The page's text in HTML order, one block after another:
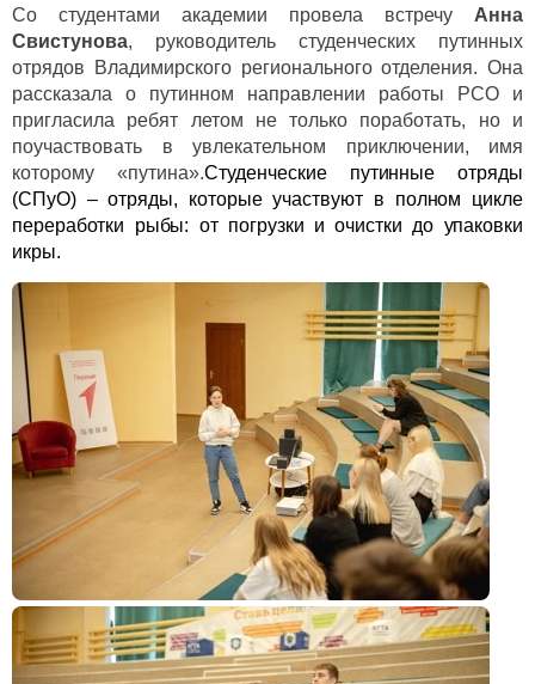
Со студентами академии провела встречу Анна
Свистунова, руководитель студенческих путинных
отрядов Владимирского регионального отделения. Она
рассказала о путинном направлении работы РСО и
пригласила ребят летом не только поработать, но и
поучаствовать в увлекательном приключении, имя
которому «путина».Студенческие путинные отряды
(СПуО) – отряды, которые участвуют в полном цикле
переработки рыбы: от погрузки и очистки до упаковки
икры.